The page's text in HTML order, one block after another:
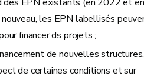
les EPN labellisés
financer ds projets ;
de nouvelles structures,
de certaines conditions et sur